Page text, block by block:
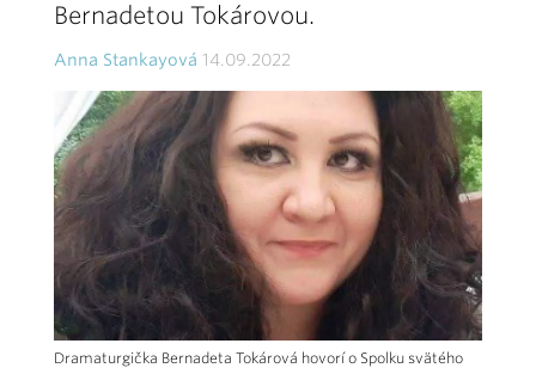
Bernadetou Tokárovou.
Anna Stankayová 14.09.2022
Dramaturgička Bernadeta Tokárová hovorí o Spolku svätého